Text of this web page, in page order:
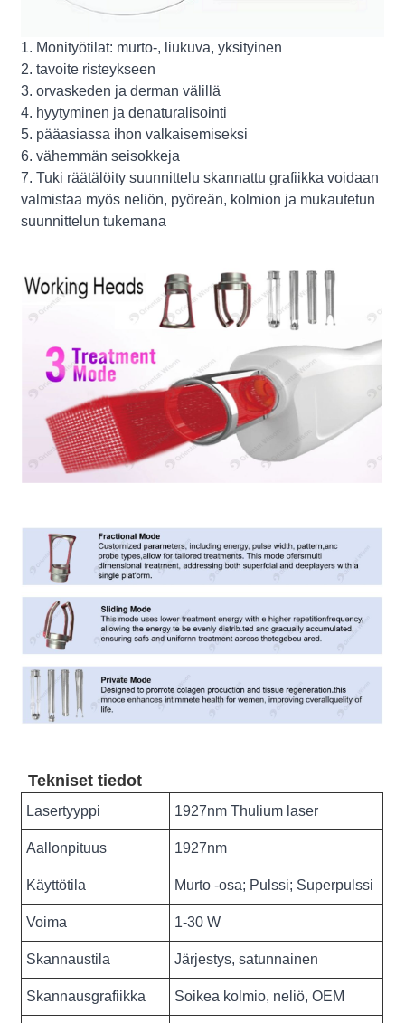
1. Monityötilat: murto-, liukuva, yksityinen
2. tavoite risteykseen
3. orvaskeden ja derman välillä
4. hyytyminen ja denaturalisointi
5. pääasiassa ihon valkaisemiseksi
6. vähemmän seisokkeja
7. Tuki räätälöity suunnittelu skannattu grafiikka voidaan
valmistaa myös neliön, pyöreän, kolmion ja mukautetun
suunnittelun tukemana
Tekniset tiedot
Lasertyyppi 1927nm Thulium laser
Aallonpituus 1927nm
Käyttötila Murto -osa; Pulssi; Superpulssi
Voima 1-30 W
Skannaustila Järjestys, satunnainen
Skannausgrafiikka Soikea kolmio, neliö, OEM